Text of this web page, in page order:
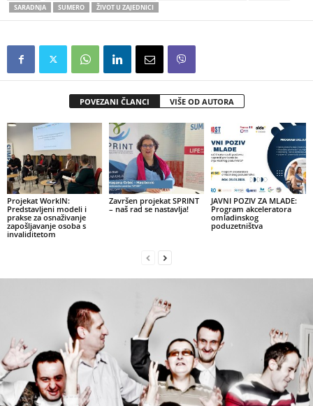
SARADNJA
SUMERO ŽIVOT U ZAJEDNICI
POVEZANI ČLANCI VIŠE OD AUTORA
Projekat WorkIN:
Predstavljeni modeli i
prakse za osnaživanje
zapošljavanje osoba s
invaliditetom
Završen projekat SPRINT
– naš rad se nastavlja!
JAVNI POZIV ZA MLADE:
Program akceleratora
omladinskog
poduzetništva